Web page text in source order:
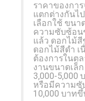
ราคาของกา
แตกต่างกันไ
เลือกใช้ ขนา
ความซับซ้อน
แล้ว ดอกไม้สี
ดอกไม้สีดำ เ
ต้องการในต
งานขนาดเล็
3,000-
หรือมีความซั
10,000 บาทขึ้